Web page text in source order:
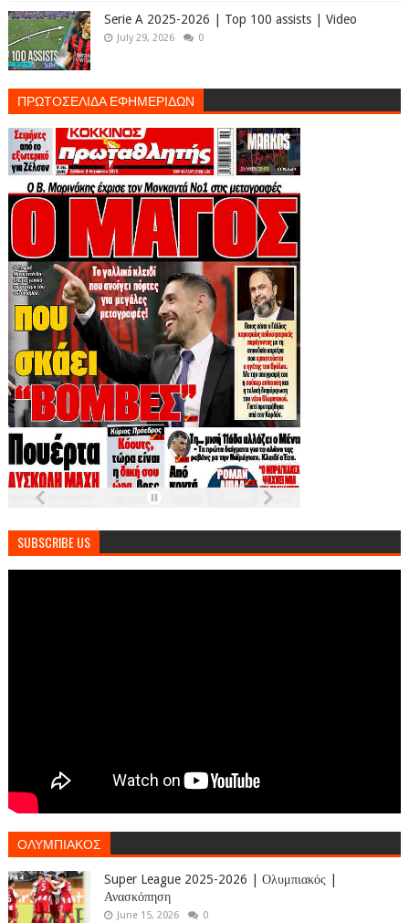
Serie A 2025-2026 | Top 100 assists | Video
July 29, 2026 0
ΠΡΩΤΟΣΕΛΙΔΑ ΕΦΗΜΕΡΙΔΩΝ
SUBSCRIBE US
ΟΛΥΜΠΙΑΚΟΣ
Super League 2025-2026 | Ολυμπιακός |
Ανασκόπηση
June 15, 2026 0